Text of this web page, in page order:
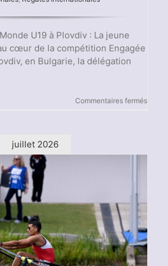
U19 à Plovdiv : La jeune
cœur de la compétition Engagée
en Bulgarie, la délégation
Commentaires ferméssur
–
juillet 2026